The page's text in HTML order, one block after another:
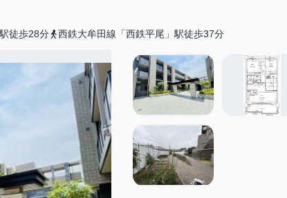
徒歩28分 西鉄大牟田線「西鉄平尾」駅徒歩37分